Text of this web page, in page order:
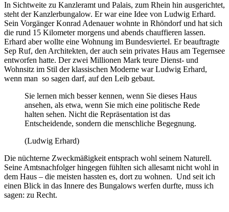
In Sichtweite zu Kanzleramt und Palais, zum Rhein hin ausgerichtet,
steht der Kanzlerbungalow. Er war eine Idee von Ludwig Erhard.
Sein Vorgänger Konrad Adenauer wohnte in Rhöndorf und hat sich
die rund 15 Kilometer morgens und abends chauffieren lassen.
Erhard aber wollte eine Wohnung im Bundesviertel. Er beauftragte
Sep Ruf, den Architekten, der auch sein privates Haus am Tegernsee
entworfen hatte. Der zwei Millionen Mark teure Dienst- und
Wohnsitz im Stil der klassischen Moderne war Ludwig Erhard,
wenn man so sagen darf, auf den Leib gebaut.
Sie lernen mich besser kennen, wenn Sie dieses Haus
ansehen, als etwa, wenn Sie mich eine politische Rede
halten sehen. Nicht die Repräsentation ist das
Entscheidende, sondern die menschliche Begegnung.
(Ludwig Erhard)
Die nüchterne Zweckmäßigkeit entsprach wohl seinem Naturell.
Seine Amtsnachfolger hingegen fühlten sich allesamt nicht wohl in
dem Haus – die meisten hassten es, dort zu wohnen. Und seit ich
einen Blick in das Innere des Bungalows werfen durfte, muss ich
sagen: zu Recht.